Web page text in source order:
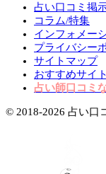
占い口コミ掲
コラム/特集
インフォメー
プライバシー
サイトマップ
おすすめサイ
占い師口コミ
© 2018-2026 占い口